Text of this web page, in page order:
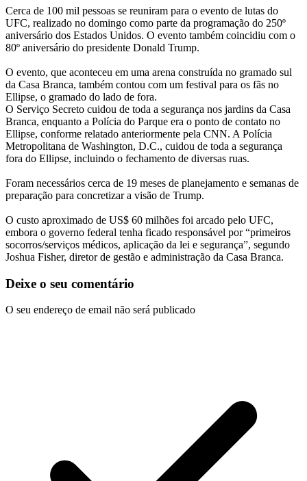
Cerca de 100 mil pessoas se reuniram para o evento de lutas do
UFC, realizado no domingo como parte da programação do 250º
aniversário dos Estados Unidos. O evento também coincidiu com o
80º aniversário do presidente Donald Trump.
O evento, que aconteceu em uma arena construída no gramado sul
da Casa Branca, também contou com um festival para os fãs no
Ellipse, o gramado do lado de fora.
O Serviço Secreto cuidou de toda a segurança nos jardins da Casa
Branca, enquanto a Polícia do Parque era o ponto de contato no
Ellipse, conforme relatado anteriormente pela CNN. A Polícia
Metropolitana de Washington, D.C., cuidou de toda a segurança
fora do Ellipse, incluindo o fechamento de diversas ruas.
Foram necessários cerca de 19 meses de planejamento e semanas de
preparação para concretizar a visão de Trump.
O custo aproximado de US$ 60 milhões foi arcado pelo UFC,
embora o governo federal tenha ficado responsável por “primeiros
socorros/serviços médicos, aplicação da lei e segurança”, segundo
Joshua Fisher, diretor de gestão e administração da Casa Branca.
Deixe o seu comentário
O seu endereço de email não será publicado